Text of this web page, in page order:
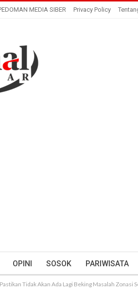
MEDIA SIBER Privacy Policy
OPINI SOSOK PARIWISATA
Tidak Akan Ada Lagi Beking Masalah Zonasi